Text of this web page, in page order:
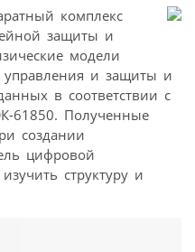
комплекс
защиты и
модели
управления и защиты и
в соответствии с
61850. Полученные
создании
цифровой
структуру и